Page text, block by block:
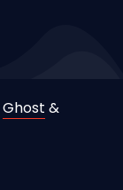
Ghost &